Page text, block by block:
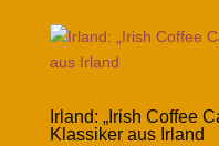
Irland: „Irish Coffee
Klassiker aus Irland